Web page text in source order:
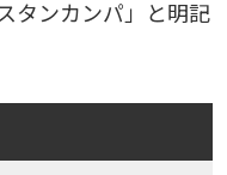
ンカンパ」と明記